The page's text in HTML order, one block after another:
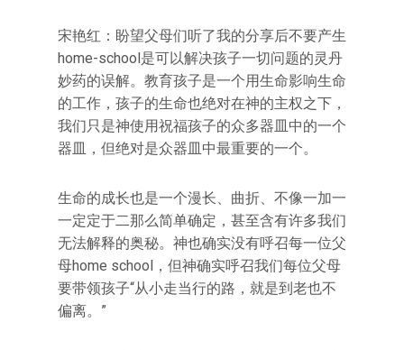
宋艳红：盼望父母们听了我的分享后不要产生
home-school是可以解决孩子一切问题的灵丹
妙药的误解。教育孩子是一个用生命影响生命
的工作，孩子的生命也绝对在神的主权之下，
我们只是神使用祝福孩子的众多器皿中的一个
器皿，但绝对是众器皿中最重要的一个。
生命的成长也是一个漫长、曲折、不像一加一
一定定于二那么简单确定，甚至含有许多我们
无法解释的奥秘。神也确实没有呼召每一位父
母home school，但神确实呼召我们每位父母
要带领孩子“从小走当行的路，就是到老也不
偏离。”